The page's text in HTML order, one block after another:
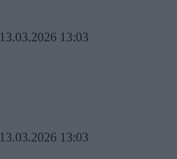
13.03.2026 13:03
13.03.2026 13:03